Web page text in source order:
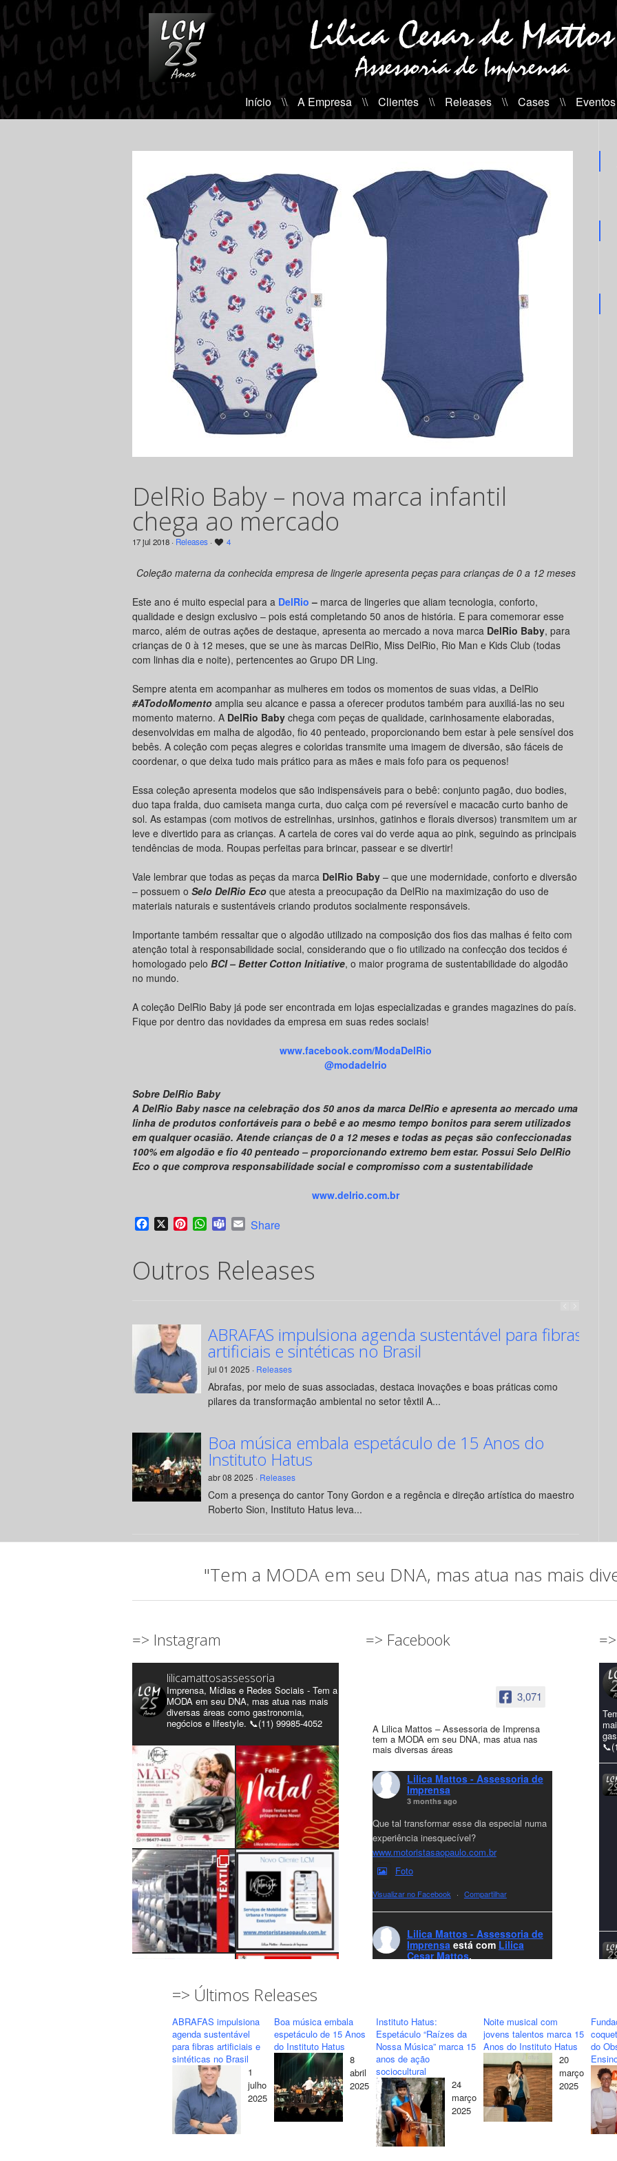
Início \\ A Empresa \\ Clientes \\ Releases \\ Cases \\ Eventos
DelRio Baby – nova marca infantil
chega ao mercado
17 jul 2018 · Releases · 4
Coleção materna da conhecida empresa de lingerie apresenta peças para crianças de 0 a 12 meses
Este ano é muito especial para a DelRio – marca de lingeries que aliam tecnologia, conforto,
qualidade e design exclusivo – pois está completando 50 anos de história. E para comemorar esse
marco, além de outras ações de destaque, apresenta ao mercado a nova marca DelRio Baby, para
crianças de 0 à 12 meses, que se une às marcas DelRio, Miss DelRio, Rio Man e Kids Club (todas
com linhas dia e noite), pertencentes ao Grupo DR Ling.
Sempre atenta em acompanhar as mulheres em todos os momentos de suas vidas, a DelRio
#ATodoMomento amplia seu alcance e passa a oferecer produtos também para auxiliá-las no seu
momento materno. A DelRio Baby chega com peças de qualidade, carinhosamente elaboradas,
desenvolvidas em malha de algodão, fio 40 penteado, proporcionando bem estar à pele sensível dos
bebês. A coleção com peças alegres e coloridas transmite uma imagem de diversão, são fáceis de
coordenar, o que deixa tudo mais prático para as mães e mais fofo para os pequenos!
Essa coleção apresenta modelos que são indispensáveis para o bebê: conjunto pagão, duo bodies,
duo tapa fralda, duo camiseta manga curta, duo calça com pé reversível e macacão curto banho de
sol. As estampas (com motivos de estrelinhas, ursinhos, gatinhos e florais diversos) transmitem um ar
leve e divertido para as crianças. A cartela de cores vai do verde aqua ao pink, seguindo as principais
tendências de moda. Roupas perfeitas para brincar, passear e se divertir!
Vale lembrar que todas as peças da marca DelRio Baby – que une modernidade, conforto e diversão
– possuem o Selo DelRio Eco que atesta a preocupação da DelRio na maximização do uso de
materiais naturais e sustentáveis criando produtos socialmente responsáveis.
Importante também ressaltar que o algodão utilizado na composição dos fios das malhas é feito com
atenção total à responsabilidade social, considerando que o fio utilizado na confecção dos tecidos é
homologado pelo BCI – Better Cotton Initiative, o maior programa de sustentabilidade do algodão
no mundo.
A coleção DelRio Baby já pode ser encontrada em lojas especializadas e grandes magazines do país.
Fique por dentro das novidades da empresa em suas redes sociais!
www.facebook.com/ModaDelRio
@modadelrio
Sobre DelRio Baby
A DelRio Baby nasce na celebração dos 50 anos da marca DelRio e apresenta ao mercado uma
linha de produtos confortáveis para o bebê e ao mesmo tempo bonitos para serem utilizados
em qualquer ocasião. Atende crianças de 0 a 12 meses e todas as peças são confeccionadas
100% em algodão e fio 40 penteado – proporcionando extremo bem estar. Possui Selo DelRio
Eco o que comprova responsabilidade social e compromisso com a sustentabilidade
www.delrio.com.br
Facebook
X PinterestWhatsApp
TeamsEmail
Share
Outros Releases
ABRAFAS impulsiona agenda sustentável para fibras
artificiais e sintéticas no Brasil
jul 01 2025 · Releases
Abrafas, por meio de suas associadas, destaca inovações e boas práticas como
pilares da transformação ambiental no setor têxtil A...
Boa música embala espetáculo de 15 Anos do
Instituto Hatus
abr 08 2025 · Releases
Com a presença do cantor Tony Gordon e a regência e direção artística do maestro
Roberto Sion, Instituto Hatus leva...
"Tem a MODA em seu DNA, mas atua nas mais
=> Instagram
lilicamattosassessoria
Imprensa, Mídias e Redes Sociais - Tem a
MODA em seu DNA, mas atua nas mais
diversas áreas como gastronomia,
negócios e lifestyle. 📞(11) 99985-4052
Carregar mais... Seguir
=> Facebook
3,071
A Lilica Mattos – Assessoria de Imprensa
tem a MODA em seu DNA, mas atua nas
mais diversas áreas
Lilica Mattos - Assessoria de
Imprensa
3 months ago
Que tal transformar esse dia especial numa
experiência inesquecível?
www.motoristasaopaulo.com.br
Foto
Visualizar no Facebook · Compartilhar
Lilica Mattos - Assessoria de
Imprensa está com Lilica
Cesar Mattos.
realizações para todos clientes, jornalistas e
amigos que sempre nos acompanham!🎄✨
🥂❤️
#lcmassessoria
#natal
#merrychristmas #felizanonovo
#HappyNewYear
Foto
Visualizar no Facebook
=> Últimos Releases
ABRAFAS impulsiona
agenda sustentável
para fibras artificiais e
sintéticas no Brasil
1
julho
2025
Boa música embala
espetáculo de 15 Anos
do Instituto Hatus
8
abril
2025
Instituto Hatus:
Espetáculo “Raízes da
Nossa Música” marca 15
anos de ação
sociocultural
24
março
2025
Noite musical com
jovens talentos marca 15
Anos do Instituto Hatus
20
março
2025
do